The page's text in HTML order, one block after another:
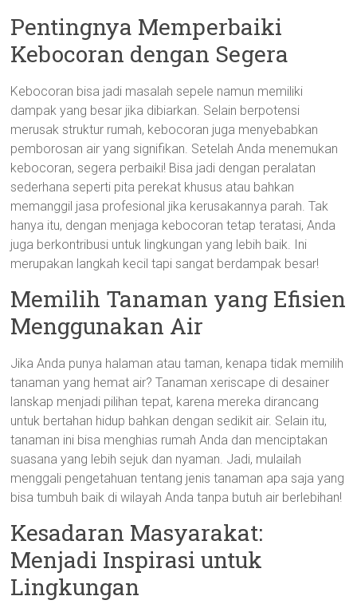
Pentingnya Memperbaiki
Kebocoran dengan Segera
Kebocoran bisa jadi masalah sepele namun memiliki
dampak yang besar jika dibiarkan. Selain berpotensi
merusak struktur rumah, kebocoran juga menyebabkan
pemborosan air yang signifikan. Setelah Anda menemukan
kebocoran, segera perbaiki! Bisa jadi dengan peralatan
sederhana seperti pita perekat khusus atau bahkan
memanggil jasa profesional jika kerusakannya parah. Tak
hanya itu, dengan menjaga kebocoran tetap teratasi, Anda
juga berkontribusi untuk lingkungan yang lebih baik. Ini
merupakan langkah kecil tapi sangat berdampak besar!
Memilih Tanaman yang Efisien
Menggunakan Air
Jika Anda punya halaman atau taman, kenapa tidak memilih
tanaman yang hemat air? Tanaman xeriscape di desainer
lanskap menjadi pilihan tepat, karena mereka dirancang
untuk bertahan hidup bahkan dengan sedikit air. Selain itu,
tanaman ini bisa menghias rumah Anda dan menciptakan
suasana yang lebih sejuk dan nyaman. Jadi, mulailah
menggali pengetahuan tentang jenis tanaman apa saja yang
bisa tumbuh baik di wilayah Anda tanpa butuh air berlebihan!
Kesadaran Masyarakat:
Menjadi Inspirasi untuk
Lingkungan